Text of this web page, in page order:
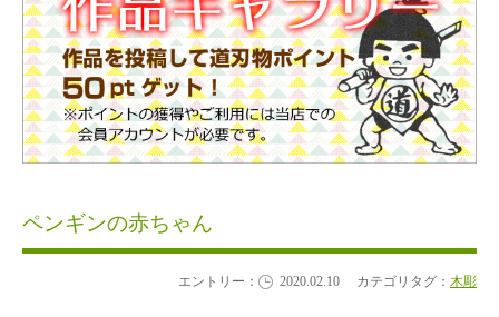
ペンギンの赤ちゃん
エントリー： 2020.02.10 カテゴリタグ： 木彫